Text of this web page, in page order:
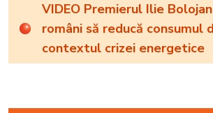
VIDEO Premierul Ilie
români să reducă consumul
contextul crizei energetice